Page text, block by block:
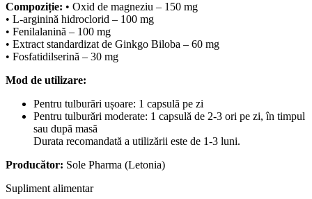
Compoziție: • Oxid de magneziu – 150 mg
• L-arginină hidroclorid – 100 mg
• Fenilalanină – 100 mg
• Extract standardizat de Ginkgo Biloba – 60 mg
• Fosfatidilserină – 30 mg
Mod de utilizare:
Pentru tulburări ușoare: 1 capsulă pe zi
Pentru tulburări moderate: 1 capsulă de 2-3 ori pe zi, în timpul
sau după masă
Durata recomandată a utilizării este de 1-3 luni.
Producător: Sole Pharma (Letonia)
Supliment alimentar